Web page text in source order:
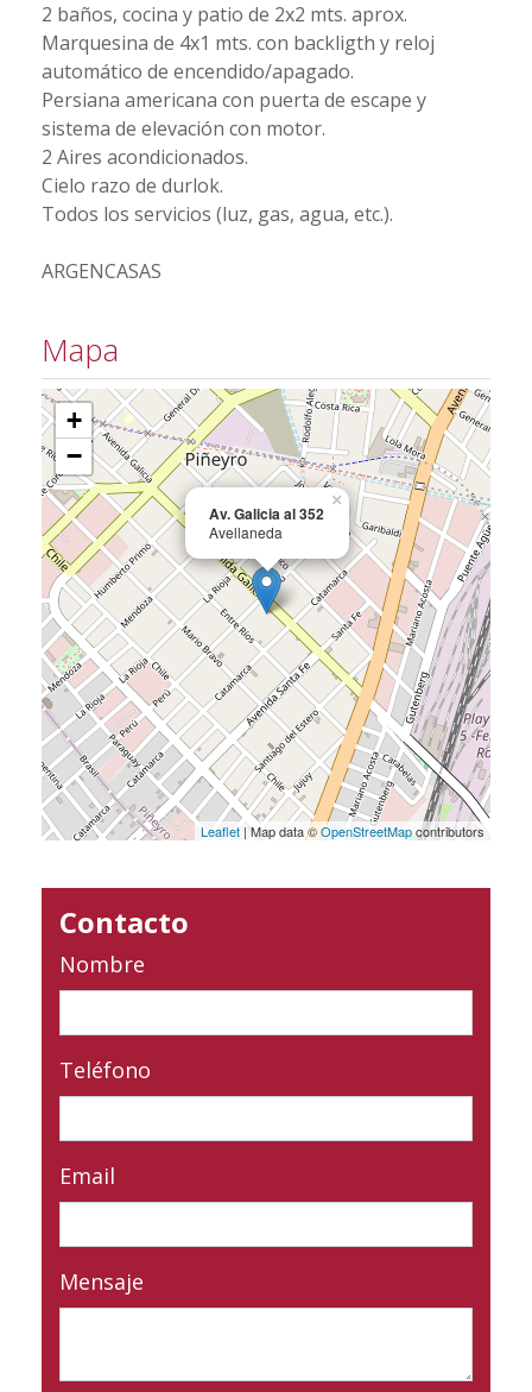
2 baños, cocina y patio de 2x2 mts. aprox.
Marquesina de 4x1 mts. con backligth y reloj
automático de encendido/apagado.
Persiana americana con puerta de escape y
sistema de elevación con motor.
2 Aires acondicionados.
Cielo razo de durlok.
Todos los servicios (luz, gas, agua, etc.).
ARGENCASAS
Mapa
Av. Galicia al 352
Avellaneda
×
+
−
Leaflet | Map data ©OpenStreetMapcontributors
Contacto
Nombre
Teléfono
Email
Mensaje